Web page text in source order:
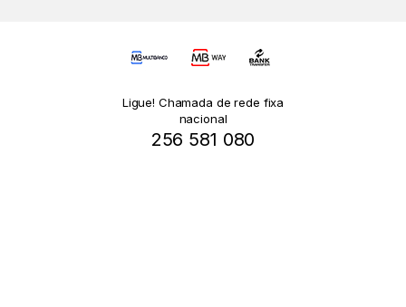
Ligue! Chamada de rede fixa
nacional
256 581 080